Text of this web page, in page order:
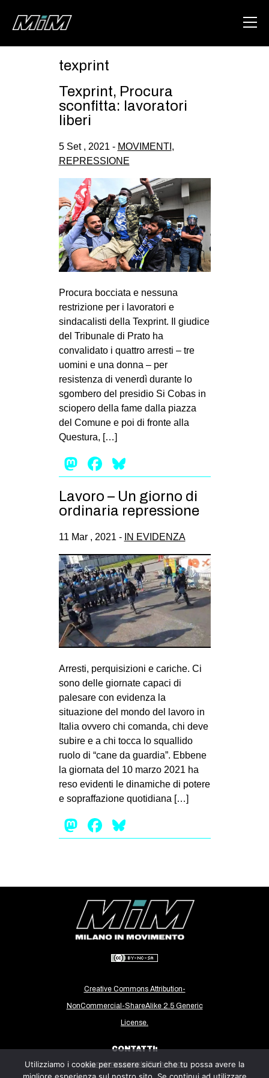
ABOUT
DEGENERAZIONE
CSOA LAMBRETTA
MSM
STUDENTI TSUNAMI
ZAM
MOBILITAZIONI
SPAZI
SPORT POPOLARE
MOVIMENTI
AMBIENTE
ANTIFASCISMO
DIRITTO ALL’ABITARE
MIGRAZIONI
REPRESSIONE
ARTE
CINEMA
MANIFESTI
MUSICA
INTERNAZIONALE
AFRICA
ESTREMO ORIENTE
EUROPA
MEDIO ORIENTE
MONDO
EVENTI
tw
bsky
ms
SEARCH
texprint
Texprint, Procura
sconfitta: lavoratori
liberi
5 Set , 2021 - MOVIMENTI ,
REPRESSIONE
Procura bocciata e nessuna
restrizione per i lavoratori e
sindacalisti della Texprint. Il giudice
del Tribunale di Prato ha
convalidato i quattro arresti – tre
uomini e una donna – per
resistenza di venerdì durante lo
sgombero del presidio Si Cobas in
sciopero della fame dalla piazza
del Comune e poi di fronte alla
Questura, […]
Mastodon
Facebook
Lavoro – Un giorno di
ordinaria repressione
11 Mar , 2021 - IN EVIDENZA
Arresti, perquisizioni e cariche. Ci
sono delle giornate capaci di
palesare con evidenza la
situazione del mondo del lavoro in
Italia ovvero chi comanda, chi deve
subire e a chi tocca lo squallido
ruolo di “cane da guardia”. Ebbene
la giornata del 10 marzo 2021 ha
reso evidenti le dinamiche di potere
e sopraffazione quotidiana […]
Mastodon
Facebook
Creative Commons Attribution-
NonCommercial-ShareAlike 2.5 Generic
License.
CONTATTI:
milanoinmovimento@gmail.com
Utilizziamo i cookie per essere sicuri che tu possa avere la